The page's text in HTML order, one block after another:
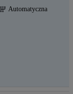
Automatyczna